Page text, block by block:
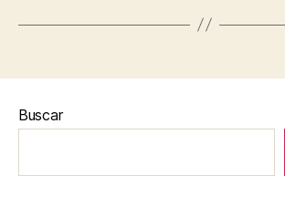
Buscar